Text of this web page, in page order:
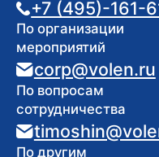
Услуги
Прокат
Бассейн
Банный комплекс
Барбекю зоны
Рыбалка
Детям
Фотосессии